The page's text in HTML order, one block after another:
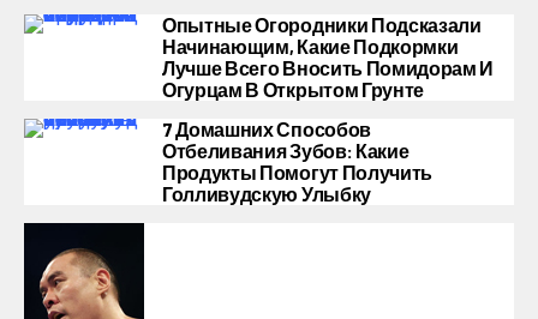
Опытные Огородники Подсказали
Начинающим, Какие Подкормки
Лучше Всего Вносить Помидорам И
Огурцам В Открытом Грунте
7 Домашних Способов
Отбеливания Зубов: Какие
Продукты Помогут Получить
Голливудскую Улыбку